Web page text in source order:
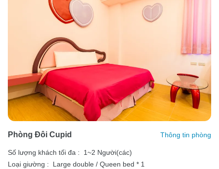
Phòng Đôi Cupid Thông tin phòng
Số lượng khách tối đa :
1~2 Người(các)
Loại giường :
Large double / Queen bed * 1